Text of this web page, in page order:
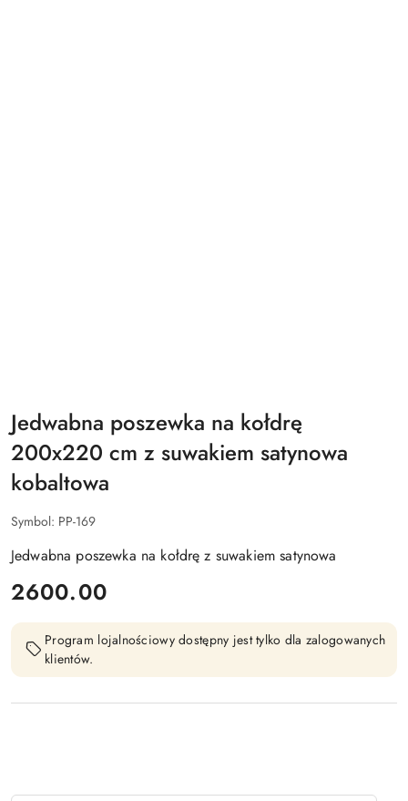
Jedwabna poszewka na kołdrę
200x220 cm z suwakiem satynowa
kobaltowa
Symbol: PP-169
Jedwabna poszewka na kołdrę z suwakiem satynowa
cena:
2600.00
Program lojalnościowy dostępny jest tylko dla zalogowanych
klientów.